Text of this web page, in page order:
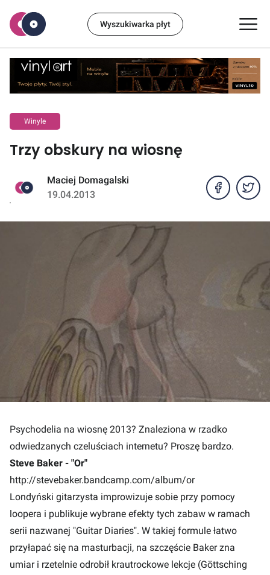
Wyszukiwarka płyt
Winyle
Trzy obskury na wiosnę
Maciej Domagalski
19.04.2013
Psychodelia na wiosnę 2013? Znaleziona w rzadko
odwiedzanych czeluściach internetu? Proszę bardzo.
Steve Baker - "Or"
http://stevebaker.bandcamp.com/album/or
Londyński gitarzysta improwizuje sobie przy pomocy
loopera i publikuje wybrane efekty tych zabaw w ramach
serii nazwanej "Guitar Diaries". W takiej formule łatwo
przyłapać się na masturbacji, na szczęście Baker zna
umiar i rzetelnie odrobił krautrockowe lekcje (Göttsching